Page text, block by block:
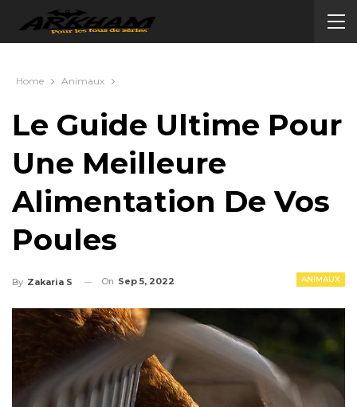
Home Animaux
Le Guide Ultime Pour
Une Meilleure
Alimentation De Vos
Poules
ANIMAUX
By Zakaria S On Sep 5, 2022